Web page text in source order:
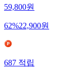
59,800원
62%22,900원
687 적립